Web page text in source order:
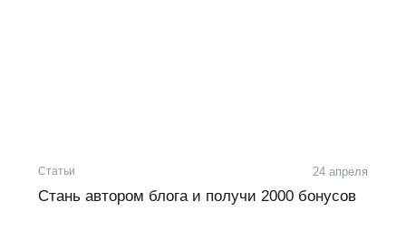
Статьи 24 апреля
Стань автором блога и получи 2000 бонусов